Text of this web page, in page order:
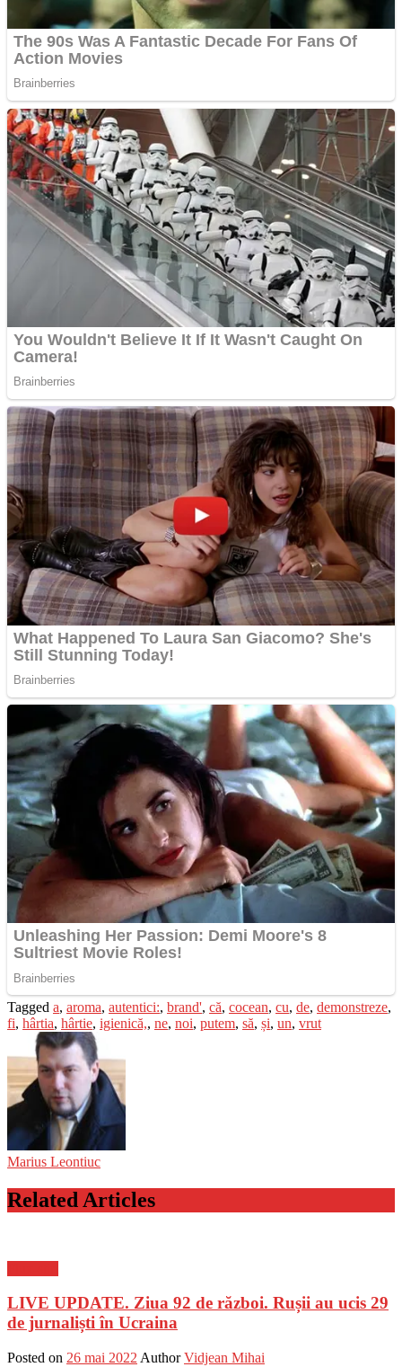
Tagged a, aroma, autentici:, brand', că, cocean, cu, de, demonstreze,
fi, hârtia, hârtie, igienică,, ne, noi, putem, să, și, un, vrut
Marius Leontiuc
Related Articles
LIVE UPDATE. Ziua 92 de război. Rușii au ucis 29
de jurnaliști în Ucraina
Posted on 26 mai 2022 Author Vidjean Mihai